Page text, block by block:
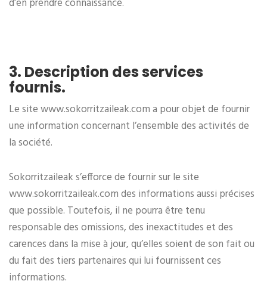
d’en prendre connaissance.
3. Description des services
fournis.
Le site www.sokorritzaileak.com a pour objet de fournir
une information concernant l’ensemble des activités de
la société.
Sokorritzaileak s’efforce de fournir sur le site
www.sokorritzaileak.com des informations aussi précises
que possible. Toutefois, il ne pourra être tenu
responsable des omissions, des inexactitudes et des
carences dans la mise à jour, qu’elles soient de son fait ou
du fait des tiers partenaires qui lui fournissent ces
informations.